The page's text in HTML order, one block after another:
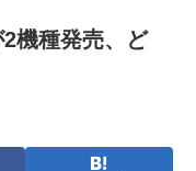
機種発売、ど